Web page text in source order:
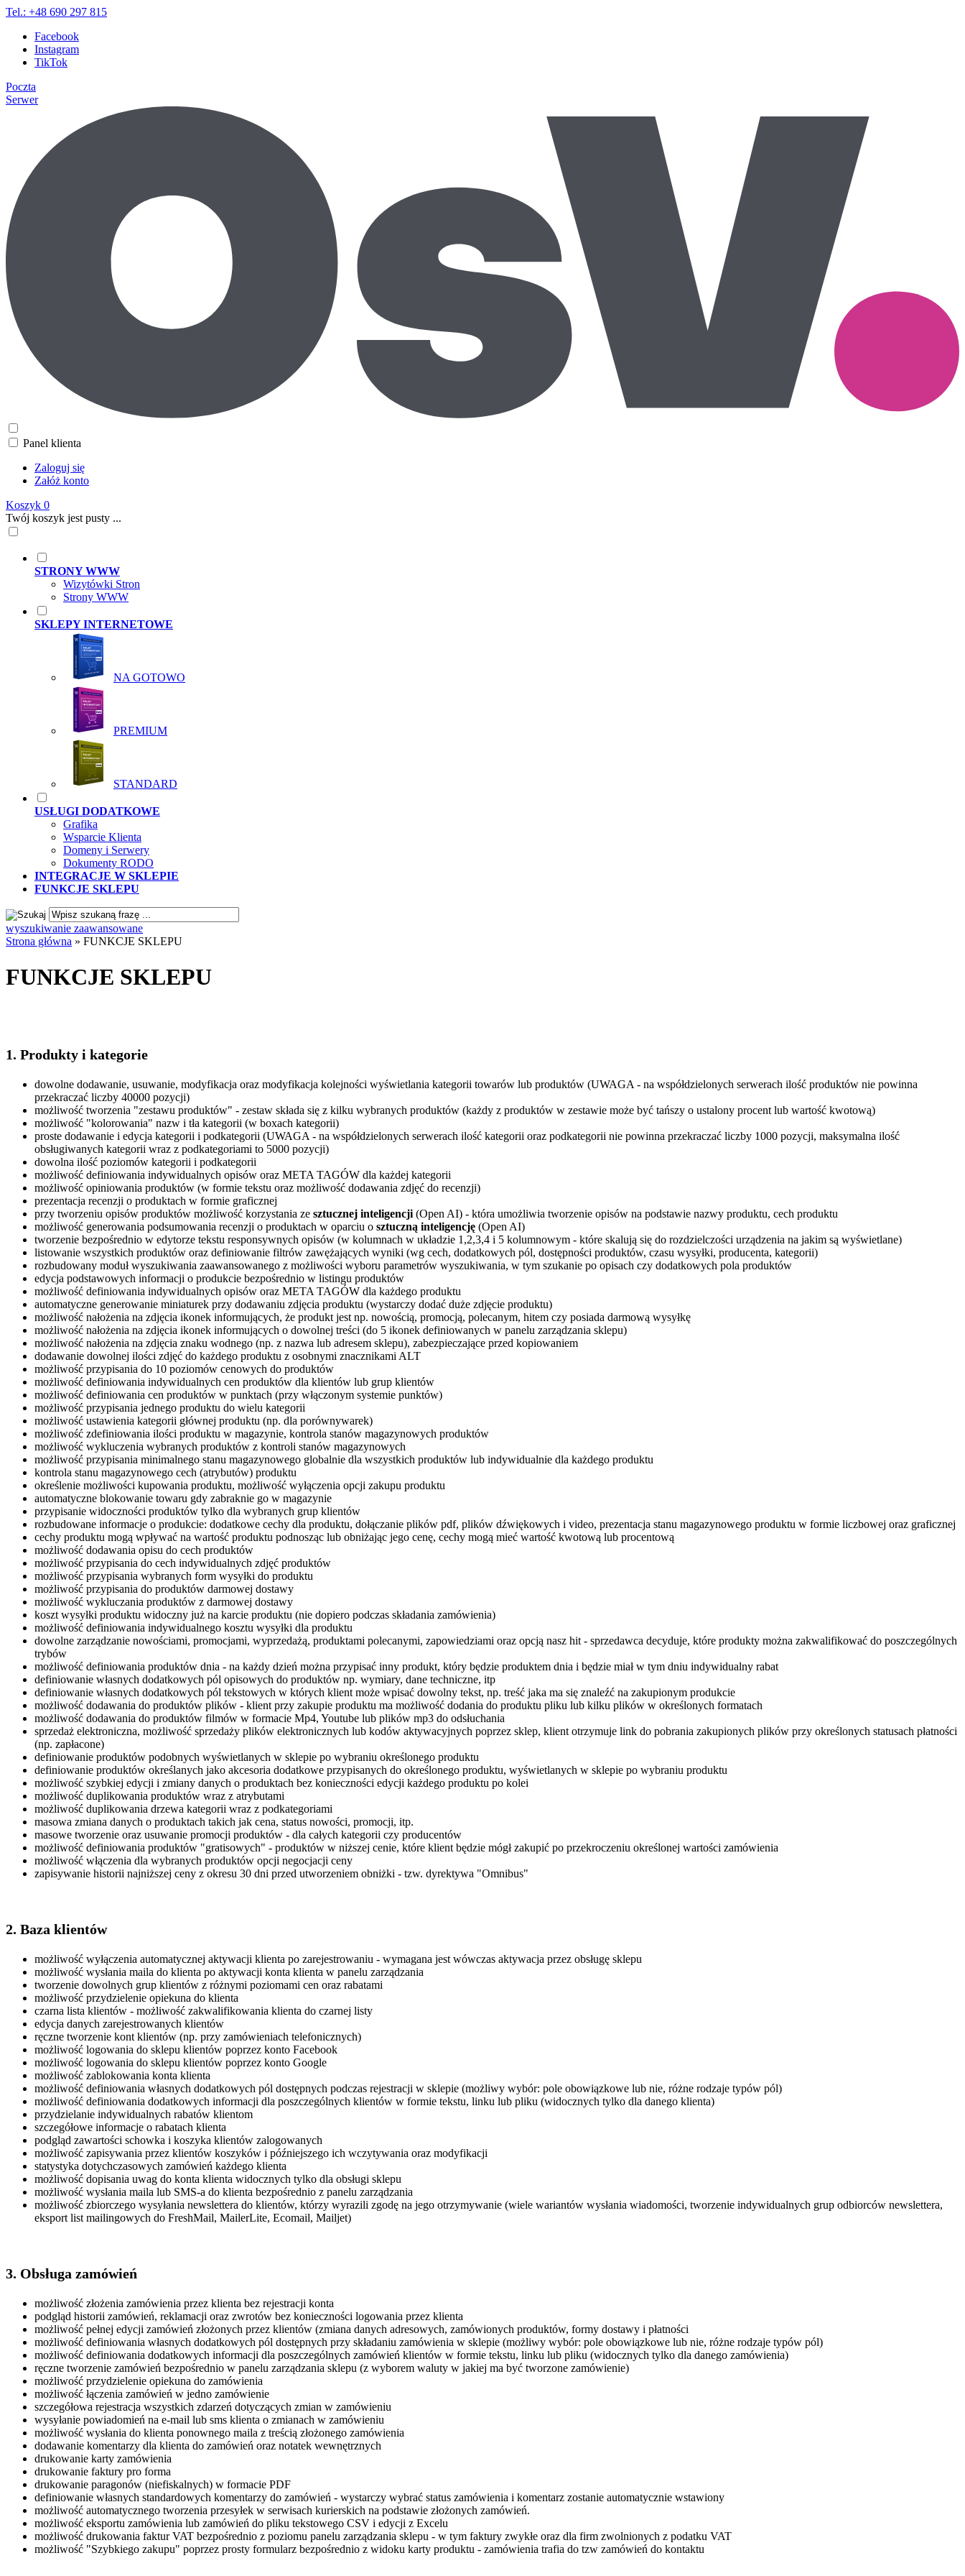
Tel.: +48 690 297 815
Facebook
Instagram
TikTok
Poczta
Serwer
Panel klienta
Zaloguj się
Załóż konto
Koszyk 0
Twój koszyk jest pusty ...
STRONY WWW
Wizytówki Stron
Strony WWW
SKLEPY INTERNETOWE
NA GOTOWO
PREMIUM
STANDARD
USŁUGI DODATKOWE
Grafika
Wsparcie Klienta
Domeny i Serwery
Dokumenty RODO
INTEGRACJE W SKLEPIE
FUNKCJE SKLEPU
wyszukiwanie zaawansowane
Strona główna » FUNKCJE SKLEPU
FUNKCJE SKLEPU
1. Produkty i kategorie
dowolne dodawanie, usuwanie, modyfikacja oraz modyfikacja kolejności wyświetlania kategorii towarów lub produktów (UWAGA - na współdzielonych serwerach ilość produktów nie powinna
przekraczać liczby 40000 pozycji)
możliwość tworzenia "zestawu produktów" - zestaw składa się z kilku wybranych produktów (każdy z produktów w zestawie może być tańszy o ustalony procent lub wartość kwotową)
możliwość "kolorowania" nazw i tła kategorii (w boxach kategorii)
proste dodawanie i edycja kategorii i podkategorii (UWAGA - na współdzielonych serwerach ilość kategorii oraz podkategorii nie powinna przekraczać liczby 1000 pozycji, maksymalna ilość
obsługiwanych kategorii wraz z podkategoriami to 5000 pozycji)
dowolna ilość poziomów kategorii i podkategorii
możliwość definiowania indywidualnych opisów oraz META TAGÓW dla każdej kategorii
możliwość opiniowania produktów (w formie tekstu oraz możliwość dodawania zdjęć do recenzji)
prezentacja recenzji o produktach w formie graficznej
przy tworzeniu opisów produktów możliwość korzystania ze sztucznej inteligencji (Open AI) - która umożliwia tworzenie opisów na podstawie nazwy produktu, cech produktu
możliwość generowania podsumowania recenzji o produktach w oparciu o sztuczną inteligencję (Open AI)
tworzenie bezpośrednio w edytorze tekstu responsywnych opisów (w kolumnach w układzie 1,2,3,4 i 5 kolumnowym - które skalują się do rozdzielczości urządzenia na jakim są wyświetlane)
listowanie wszystkich produktów oraz definiowanie filtrów zawężających wyniki (wg cech, dodatkowych pól, dostępności produktów, czasu wysyłki, producenta, kategorii)
rozbudowany moduł wyszukiwania zaawansowanego z możliwości wyboru parametrów wyszukiwania, w tym szukanie po opisach czy dodatkowych pola produktów
edycja podstawowych informacji o produkcie bezpośrednio w listingu produktów
możliwość definiowania indywidualnych opisów oraz META TAGÓW dla każdego produktu
automatyczne generowanie miniaturek przy dodawaniu zdjęcia produktu (wystarczy dodać duże zdjęcie produktu)
możliwość nałożenia na zdjęcia ikonek informujących, że produkt jest np. nowością, promocją, polecanym, hitem czy posiada darmową wysyłkę
możliwość nałożenia na zdjęcia ikonek informujących o dowolnej treści (do 5 ikonek definiowanych w panelu zarządzania sklepu)
możliwość nałożenia na zdjęcia znaku wodnego (np. z nazwa lub adresem sklepu), zabezpieczające przed kopiowaniem
dodawanie dowolnej ilości zdjęć do każdego produktu z osobnymi znacznikami ALT
możliwość przypisania do 10 poziomów cenowych do produktów
możliwość definiowania indywidualnych cen produktów dla klientów lub grup klientów
możliwość definiowania cen produktów w punktach (przy włączonym systemie punktów)
możliwość przypisania jednego produktu do wielu kategorii
możliwość ustawienia kategorii głównej produktu (np. dla porównywarek)
możliwość zdefiniowania ilości produktu w magazynie, kontrola stanów magazynowych produktów
możliwość wykluczenia wybranych produktów z kontroli stanów magazynowych
możliwość przypisania minimalnego stanu magazynowego globalnie dla wszystkich produktów lub indywidualnie dla każdego produktu
kontrola stanu magazynowego cech (atrybutów) produktu
określenie możliwości kupowania produktu, możliwość wyłączenia opcji zakupu produktu
automatyczne blokowanie towaru gdy zabraknie go w magazynie
przypisanie widoczności produktów tylko dla wybranych grup klientów
rozbudowane informacje o produkcie: dodatkowe cechy dla produktu, dołączanie plików pdf, plików dźwiękowych i video, prezentacja stanu magazynowego produktu w formie liczbowej oraz graficznej
cechy produktu mogą wpływać na wartość produktu podnosząc lub obniżając jego cenę, cechy mogą mieć wartość kwotową lub procentową
możliwość dodawania opisu do cech produktów
możliwość przypisania do cech indywidualnych zdjęć produktów
możliwość przypisania wybranych form wysyłki do produktu
możliwość przypisania do produktów darmowej dostawy
możliwość wykluczania produktów z darmowej dostawy
koszt wysyłki produktu widoczny już na karcie produktu (nie dopiero podczas składania zamówienia)
możliwość definiowania indywidualnego kosztu wysyłki dla produktu
dowolne zarządzanie nowościami, promocjami, wyprzedażą, produktami polecanymi, zapowiedziami oraz opcją nasz hit - sprzedawca decyduje, które produkty można zakwalifikować do poszczególnych
trybów
możliwość definiowania produktów dnia - na każdy dzień można przypisać inny produkt, który będzie produktem dnia i będzie miał w tym dniu indywidualny rabat
definiowanie własnych dodatkowych pól opisowych do produktów np. wymiary, dane techniczne, itp
definiowanie własnych dodatkowych pól tekstowych w których klient może wpisać dowolny tekst, np. treść jaka ma się znaleźć na zakupionym produkcie
możliwość dodawania do produktów plików - klient przy zakupie produktu ma możliwość dodania do produktu pliku lub kilku plików w określonych formatach
możliwość dodawania do produktów filmów w formacie Mp4, Youtube lub plików mp3 do odsłuchania
sprzedaż elektroniczna, możliwość sprzedaży plików elektronicznych lub kodów aktywacyjnych poprzez sklep, klient otrzymuje link do pobrania zakupionych plików przy określonych statusach płatności
(np. zapłacone)
definiowanie produktów podobnych wyświetlanych w sklepie po wybraniu określonego produktu
definiowanie produktów określanych jako akcesoria dodatkowe przypisanych do określonego produktu, wyświetlanych w sklepie po wybraniu produktu
możliwość szybkiej edycji i zmiany danych o produktach bez konieczności edycji każdego produktu po kolei
możliwość duplikowania produktów wraz z atrybutami
możliwość duplikowania drzewa kategorii wraz z podkategoriami
masowa zmiana danych o produktach takich jak cena, status nowości, promocji, itp.
masowe tworzenie oraz usuwanie promocji produktów - dla całych kategorii czy producentów
możliwość definiowania produktów "gratisowych" - produktów w niższej cenie, które klient będzie mógł zakupić po przekroczeniu określonej wartości zamówienia
możliwość włączenia dla wybranych produktów opcji negocjacji ceny
zapisywanie historii najniższej ceny z okresu 30 dni przed utworzeniem obniżki - tzw. dyrektywa "Omnibus"
2. Baza klientów
możliwość wyłączenia automatycznej aktywacji klienta po zarejestrowaniu - wymagana jest wówczas aktywacja przez obsługę sklepu
możliwość wysłania maila do klienta po aktywacji konta klienta w panelu zarządzania
tworzenie dowolnych grup klientów z różnymi poziomami cen oraz rabatami
możliwość przydzielenie opiekuna do klienta
czarna lista klientów - możliwość zakwalifikowania klienta do czarnej listy
edycja danych zarejestrowanych klientów
ręczne tworzenie kont klientów (np. przy zamówieniach telefonicznych)
możliwość logowania do sklepu klientów poprzez konto Facebook
możliwość logowania do sklepu klientów poprzez konto Google
możliwość zablokowania konta klienta
możliwość definiowania własnych dodatkowych pól dostępnych podczas rejestracji w sklepie (możliwy wybór: pole obowiązkowe lub nie, różne rodzaje typów pól)
możliwość definiowania dodatkowych informacji dla poszczególnych klientów w formie tekstu, linku lub pliku (widocznych tylko dla danego klienta)
przydzielanie indywidualnych rabatów klientom
szczegółowe informacje o rabatach klienta
podgląd zawartości schowka i koszyka klientów zalogowanych
możliwość zapisywania przez klientów koszyków i późniejszego ich wczytywania oraz modyfikacji
statystyka dotychczasowych zamówień każdego klienta
możliwość dopisania uwag do konta klienta widocznych tylko dla obsługi sklepu
możliwość wysłania maila lub SMS-a do klienta bezpośrednio z panelu zarządzania
możliwość zbiorczego wysyłania newslettera do klientów, którzy wyrazili zgodę na jego otrzymywanie (wiele wariantów wysłania wiadomości, tworzenie indywidualnych grup odbiorców newslettera,
eksport list mailingowych do FreshMail, MailerLite, Ecomail, Mailjet)
3. Obsługa zamówień
możliwość złożenia zamówienia przez klienta bez rejestracji konta
podgląd historii zamówień, reklamacji oraz zwrotów bez konieczności logowania przez klienta
możliwość pełnej edycji zamówień złożonych przez klientów (zmiana danych adresowych, zamówionych produktów, formy dostawy i płatności
możliwość definiowania własnych dodatkowych pól dostępnych przy składaniu zamówienia w sklepie (możliwy wybór: pole obowiązkowe lub nie, różne rodzaje typów pól)
możliwość definiowania dodatkowych informacji dla poszczególnych zamówień klientów w formie tekstu, linku lub pliku (widocznych tylko dla danego zamówienia)
ręczne tworzenie zamówień bezpośrednio w panelu zarządzania sklepu (z wyborem waluty w jakiej ma być tworzone zamówienie)
możliwość przydzielenie opiekuna do zamówienia
możliwość łączenia zamówień w jedno zamówienie
szczegółowa rejestracja wszystkich zdarzeń dotyczących zmian w zamówieniu
wysyłanie powiadomień na e-mail lub sms klienta o zmianach w zamówieniu
możliwość wysłania do klienta ponownego maila z treścią złożonego zamówienia
dodawanie komentarzy dla klienta do zamówień oraz notatek wewnętrznych
drukowanie karty zamówienia
drukowanie faktury pro forma
drukowanie paragonów (niefiskalnych) w formacie PDF
definiowanie własnych standardowych komentarzy do zamówień - wystarczy wybrać status zamówienia i komentarz zostanie automatycznie wstawiony
możliwość automatycznego tworzenia przesyłek w serwisach kurierskich na podstawie złożonych zamówień.
możliwość eksportu zamówienia lub zamówień do pliku tekstowego CSV i edycji z Excelu
możliwość drukowania faktur VAT bezpośrednio z poziomu panelu zarządzania sklepu - w tym faktury zwykłe oraz dla firm zwolnionych z podatku VAT
możliwość "Szybkiego zakupu" poprzez prosty formularz bezpośrednio z widoku karty produktu - zamówienia trafia do tzw zamówień do kontaktu